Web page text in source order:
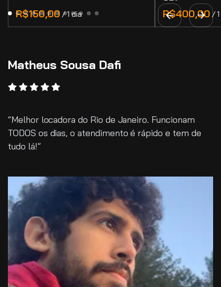
/ /
Matheus Sousa Dafi
Melhor locadora do Rio de Janeiro. Funcionam
TODOS os dias, o atendimento é rápido e tem de
tudo lá!